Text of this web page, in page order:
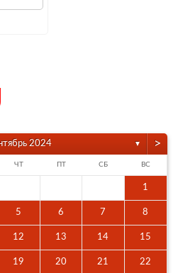
2024 ▼ >
ЧТ ПТ СБ ВС
1
5 6 7 8
12 13 14 15
19 20 21 22